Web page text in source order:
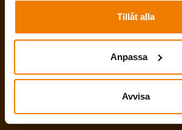
Tillåt alla
Anpassa
Avvisa
KONTAKT
BESTÄLL NYHETSBREV